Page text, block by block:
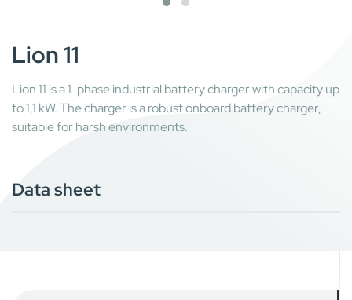
Lion 11
Lion 11 is a 1-phase industrial battery charger with capacity up
to 1,1 kW. The charger is a robust onboard battery charger,
suitable for harsh environments.
Data sheet